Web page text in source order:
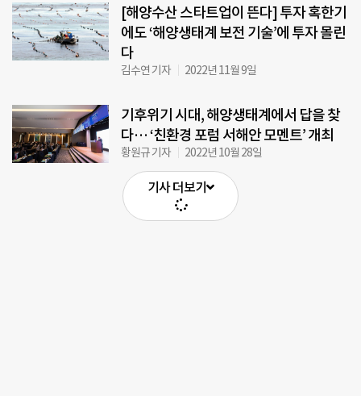
[해양수산 스타트업이 뜬다] 투자 혹한기
에도 ‘해양생태계 보전 기술’에 투자 몰린
다
김수연 기자 2022년 11월 9일
기후위기 시대, 해양생태계에서 답을 찾
다… ‘친환경 포럼 서해안 모멘트’ 개최
황원규 기자 2022년 10월 28일
기사 더보기